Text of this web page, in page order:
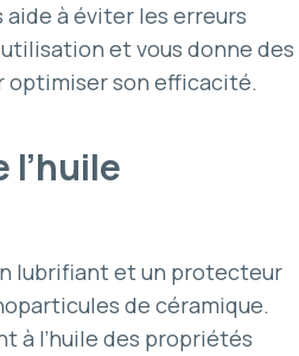
aide à éviter les erreurs
et vous donne des
optimiser son efficacité.
l’huile
lubrifiant et un protecteur
de céramique.
à l’huile des propriétés